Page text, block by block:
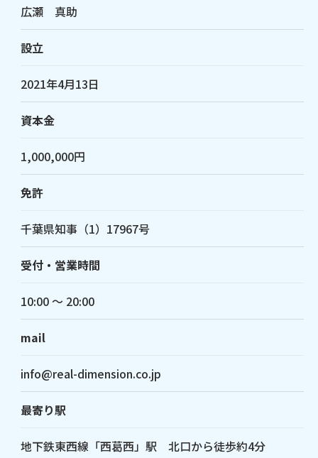
広瀬 真助
設立
2021年4月13日
資本金
1,000,000円
免許
千葉県知事（1）17967号
受付・営業時間
10:00 〜 20:00
mail
info@real-dimension.co.jp
最寄り駅
地下鉄東西線「西葛西」駅 北口から徒歩約4分